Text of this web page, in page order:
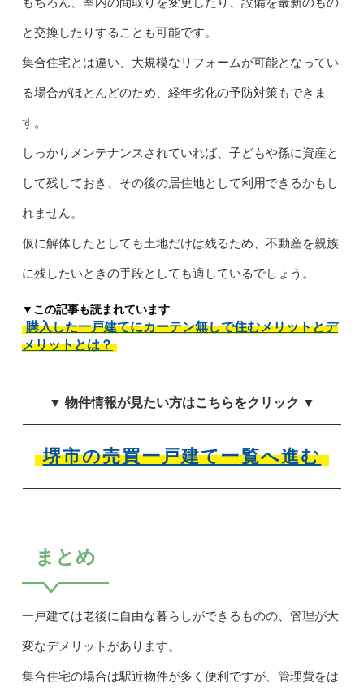
と交換したりすることも可能です。
集合住宅とは違い、大規模なリフォームが可能となってい
る場合がほとんどのため、経年劣化の予防対策もできま
す。
しっかりメンテナンスされていれば、子どもや孫に資産と
して残しておき、その後の居住地として利用できるかもし
れません。
仮に解体したとしても土地だけは残るため、不動産を親族
に残したいときの手段としても適しているでしょう。
▼この記事も読まれています
購入した一戸建てにカーテン無しで住むメリットとデ
メリットとは？
▼ 物件情報が見たい方はこちらをクリック ▼
堺市の売買一戸建て一覧へ進む
まとめ
一戸建ては老後に自由な暮らしができるものの、管理が大
変なデメリットがあります。
集合住宅の場合は駅近物件が多く便利ですが、管理費をは